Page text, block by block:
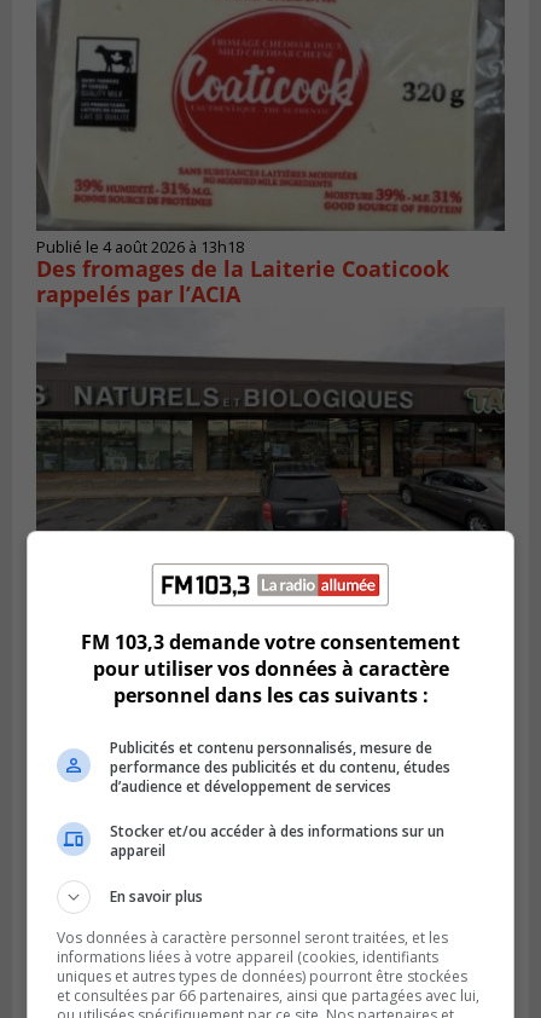
Publié le 4 août 2026 à 13h18
Des fromages de la Laiterie Coaticook
rappelés par l’ACIA
Publié le 2 août 2026 à 23h04
Rappel de quatre produits alimentaires à
Brossard
GREENFIELD PARK
FM 103,3 demande votre consentement
pour utiliser vos données à caractère
personnel dans les cas suivants :
Publicités et contenu personnalisés, mesure de
performance des publicités et du contenu, études
d’audience et développement de services
Stocker et/ou accéder à des informations sur un
appareil
En savoir plus
Vos données à caractère personnel seront traitées, et les
informations liées à votre appareil (cookies, identifiants
uniques et autres types de données) pourront être stockées
et consultées par 66 partenaires, ainsi que partagées avec lui,